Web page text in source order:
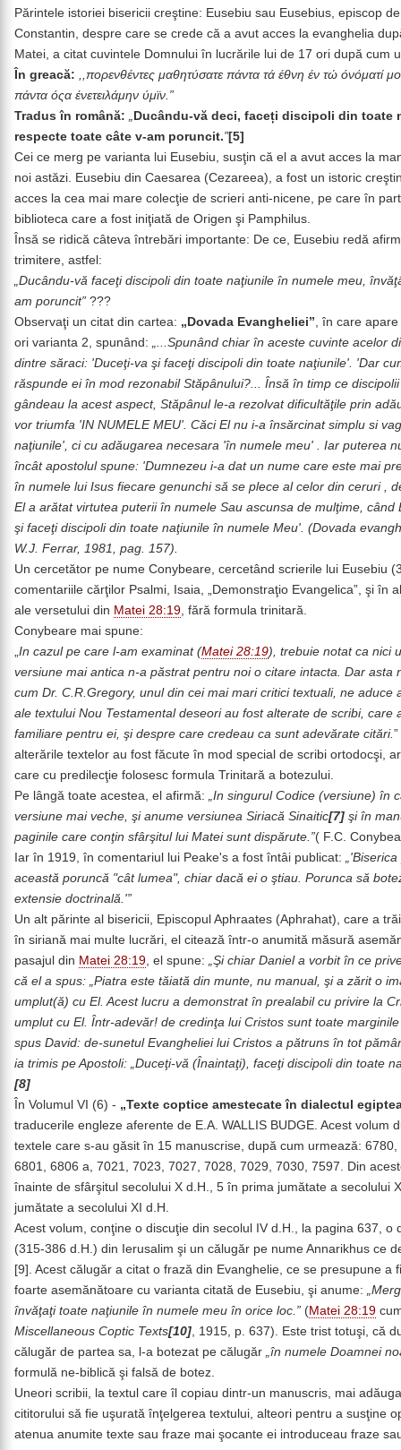
Părintele istoriei bisericii creştine: Eusebiu sau Eusebius, episcop
Constantin, despre care se crede că a avut acces la evanghelia
Matei, a citat cuvintele Domnului în lucrările lui de 17 ori după cum
În greacă: ,,πορενθέντες μαθητύσατε πάντα τά έθνη έν τώ όνόματί
πάντα όςα ένετειλάμην ύμϊν.”
Tradus în română: „ Ducându-vă deci, faceți discipoli din toate
respecte toate câte v-am poruncit.”[5]
Cei ce merg pe varianta lui Eusebiu, susţin că el a avut acces la
noi astăzi. Eusebiu din Caesarea (Cezareea), a fost un istoric
acces la cea mai mare colecţie de scrieri anti-nicene, pe care în
biblioteca care a fost iniţiată de Origen şi Pamphilus.
Însă se ridică câteva întrebări importante: De ce, Eusebiu redă
trimitere, astfel:
„Ducându-vă faceţi discipoli din toate naţiunile în numele meu,
am poruncit” ???
Observaţi un citat din cartea: „Dovada Evangheliei”, în care
ori varianta 2, spunând: „...Spunând chiar în aceste cuvinte acelor
dintre săraci: 'Duceţi-va şi faceţi discipoli din toate naţiunile'. 'Dar
răspunde ei în mod rezonabil Stăpânului?... Însă în timp ce
gândeau la acest aspect, Stăpânul le-a rezolvat dificultăţile prin
vor triumfa 'IN NUMELE MEU'. Căci El nu i-a însărcinat simplu si
naţiunile', ci cu adăugarea necesara 'în numele meu' . Iar puterea
încât apostolul spune: 'Dumnezeu i-a dat un nume care este mai
în numele lui Isus fiecare genunchi să se plece al celor din ceruri ,
El a arătat virtutea puterii în numele Sau ascunsa de mulţime, când
şi faceţi discipoli din toate naţiunile în numele Meu'. (Dovada
W.J. Ferrar, 1981, pag. 157).
Un cercetător pe nume Conybeare, cercetând scrierile lui Eusebiu
comentariile cărţilor Psalmi, Isaia, „Demonstraţio Evangelica”, şi în
ale versetului din Matei 28:19, fără formula trinitară.
Conybeare mai spune:
„In cazul pe care l-am examinat (Matei 28:19), trebuie notat ca nici
versiune mai antica n-a păstrat pentru noi o citare intacta. Dar asta
cum Dr. C.R.Gregory, unul din cei mai mari critici textuali, ne aduce
ale textului Nou Testamental deseori au fost alterate de scribi, care
familiare pentru ei, şi despre care credeau ca sunt adevărate citări.
alterările textelor au fost făcute în mod special de scribi ortodocşi,
care cu predilecţie folosesc formula Trinitară a botezului.
Pe lângă toate acestea, el afirmă: „In singurul Codice (versiune) în
versiune mai veche, şi anume versiunea Siriacă Sinaitic[7] şi în
paginile care conţin sfârşitul lui Matei sunt dispărute.”( F.C.
Iar în 1919, în comentariul lui Peake's a fost întâi publicat:
această poruncă "cât lumea", chiar dacă ei o ştiau. Porunca să
extensie doctrinală.'”
Un alt părinte al bisericii, Episcopul Aphraates (Aphrahat), care a
în siriană mai multe lucrări, el citează într-o anumită măsură
pasajul din Matei 28:19, el spune: „Şi chiar Daniel a vorbit în ce
că el a spus: „Piatra este tăiată din munte, nu manual, şi a zărit o
umplut(ă) cu El. Acest lucru a demonstrat în prealabil cu privire la
umplut cu El. Într-adevăr! de credinţa lui Cristos sunt toate
spus David: de-sunetul Evangheliei lui Cristos a pătruns în tot
ia trimis pe Apostoli: „Duceţi-vă (Înaintaţi), faceţi discipoli din toate
[8]
În Volumul VI (6) - „Texte coptice amestecate în dialectul
traducerile engleze aferente de E.A. WALLIS BUDGE. Acest volum
textele care s-au găsit în 15 manuscrise, după cum urmează:
6801, 6806 a, 7021, 7023, 7027, 7028, 7029, 7030, 7597. Din
înainte de sfârşitul secolului X d.H., 5 în prima jumătate a secolului
jumătate a secolului XI d.H.
Acest volum, conţine o discuţie din secolul IV d.H., la pagina 637, o
(315-386 d.H.) din Ierusalim şi un călugăr pe nume Annarikhus ce
[9]. Acest călugăr a citat o frază din Evanghelie, ce se presupune a
foarte asemănătoare cu varianta citată de Eusebiu, şi anume:
învăţaţi toate naţiunile în numele meu în orice loc.” (Matei 28:19
Miscellaneous Coptic Texts[10], 1915, p. 637). Este trist totuşi, că
călugăr de partea sa, l-a botezat pe călugăr „în numele Doamnei
formulă ne-biblică şi falsă de botez.
Uneori scribii, la textul care îl copiau dintr-un manuscris, mai
cititorului să fie uşurată înţelgerea textului, alteori pentru a susţine
atenua anumite texte sau fraze mai şocante ei introduceau fraze